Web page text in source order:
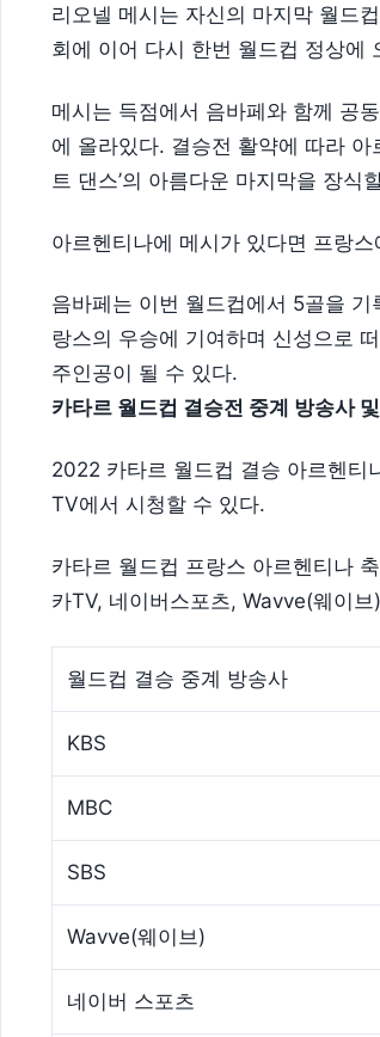
리오넬 메시는 자신의 마지막 월드
회에 이어 다시 한번 월드컵 정상에
메시는 득점에서 음바페와 함께 공
에 올라있다. 결승전 활약에 따라
트 댄스’의 아름다운 마지막을 장식
아르헨티나에 메시가 있다면 프랑
음바페는 이번 월드컵에서 5골을
랑스의 우승에 기여하며 신성으로
주인공이 될 수 있다.
카타르 월드컵 결승전 중계 방송사
2022 카타르 월드컵 결승 아르헨티
TV에서 시청할 수 있다.
카타르 월드컵 프랑스 아르헨티나
카TV, 네이버스포츠, Wavve(웨이브)
월드컵 결승 중계 방송사
KBS
MBC
SBS
Wavve(웨이브)
네이버 스포츠